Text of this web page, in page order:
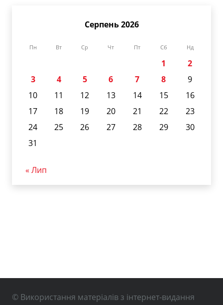
Серпень 2026
Пн Вт Ср Чт Пт Сб Нд
1
2
3
4 5 6 7 8
9
10
11 12 13 14 15
16
17
18 19 20 21 22
23
24
25 26 27 28 29
30
31
« Лип
© Використання матеріалів з інтернет-видання